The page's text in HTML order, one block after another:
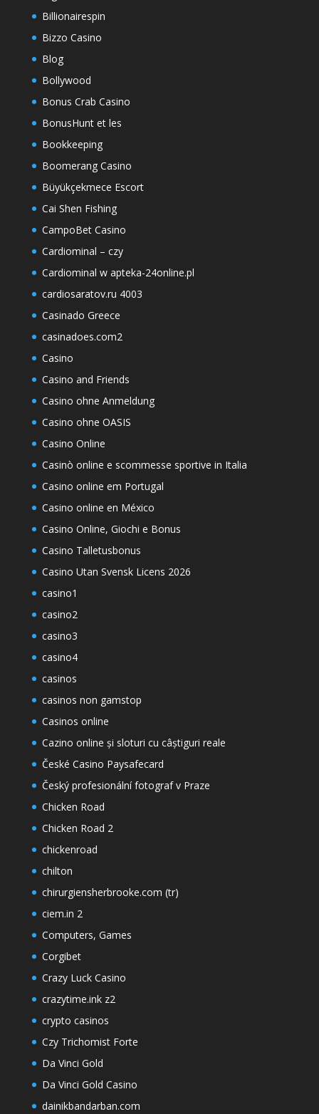
Billionairespin
Bizzo Casino
Blog
Bollywood
Bonus Crab Casino
BonusHunt et les
Bookkeeping
Boomerang Casino
Büyükçekmece Escort
Cai Shen Fishing
CampoBet Casino
Cardiominal – czy
Cardiominal w apteka-24online.pl
cardiosaratov.ru 4003
Casinado Greece
casinadoes.com2
Casino
Casino and Friends
Casino ohne Anmeldung
Casino ohne OASIS
Casino Online
Casinò online e scommesse sportive in Italia
Casino online em Portugal
Casino online en México
Casino Online, Giochi e Bonus
Casino Talletusbonus
Casino Utan Svensk Licens 2026
casino1
casino2
casino3
casino4
casinos
casinos non gamstop
Casinos online
Cazino online și sloturi cu câștiguri reale
České Casino Paysafecard
Český profesionální fotograf v Praze
Chicken Road
Chicken Road 2
chickenroad
chilton
chirurgiensherbrooke.com (tr)
ciem.in 2
Computers, Games
Corgibet
Crazy Luck Casino
crazytime.ink z2
crypto casinos
Czy Trichomist Forte
Da Vinci Gold
Da Vinci Gold Casino
dainikbandarban.com